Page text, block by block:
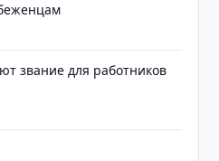
звание для работников